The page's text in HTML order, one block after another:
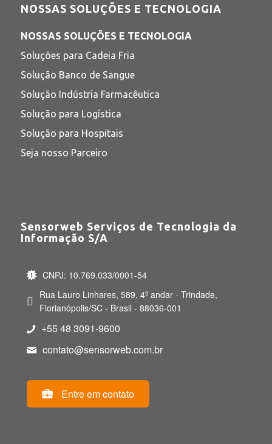
NOSSAS SOLUÇÕES E TECNOLOGIA
NOSSAS SOLUÇÕES E TECNOLOGIA
Soluções para Cadeia Fria
Solução Banco de Sangue
Solução Indústria Farmacêutica
Solução para Logística
Solução para Hospitais
Seja nosso Parceiro
Sensorweb Serviços de Tecnologia da
Informação S/A
CNPJ: 10.769.033/0001-54
Rua Lauro Linhares, 589, 4º andar - Trindade,
Florianópolis/SC - Brasil - 88036-001
+55 48 3091-9600
contato@sensorweb.com.br
Entre em contato